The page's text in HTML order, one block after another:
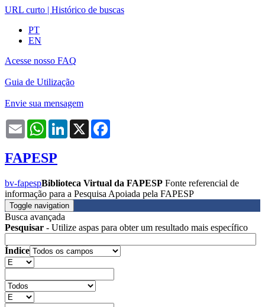
URL curto | Histórico de buscas
PT
EN
Acesse nosso FAQ
Guia de Utilização
Envie sua mensagem
Email WhatsAppLinkedIn
X
FAPESP
bv-fapespBiblioteca Virtual da FAPESP Fonte referencial de
informação para a Pesquisa Apoiada pela FAPESP
Toggle navigation
Busca avançada
Pesquisar - Utilize aspas para obter um resultado mais específico
Índice